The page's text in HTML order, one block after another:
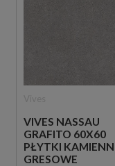
VIVES NASSAU
GRAFITO 60X60
PŁYTKI
GRESOWE